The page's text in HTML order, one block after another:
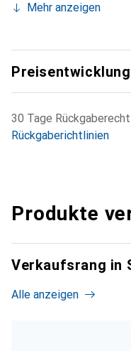
Mehr anzeigen
Preisentwicklung
30 Tage Rückgaberecht
Rückgaberichtlinien
Produkte
Verkaufsrang in
Alle anzeigen